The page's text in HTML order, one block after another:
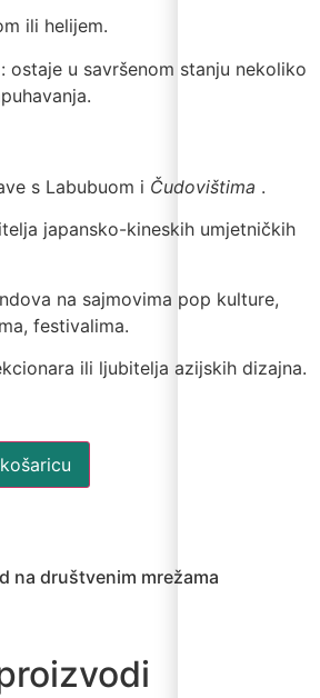
ili helijem.
: ostaje u savršenom stanju nekoliko
s Labubuom i Čudovištima .
japansko-kineskih umjetničkih
na sajmovima pop kulture,
festivalima.
ili ljubitelja azijskih dizajna.
na društvenim mrežama